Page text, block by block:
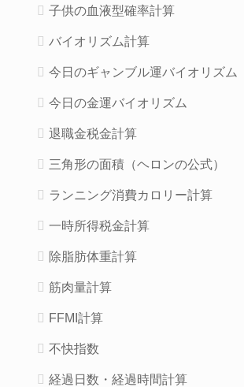
子供の血液型確率計算
バイオリズム計算
今日のギャンブル運バイオリズム
今日の金運バイオリズム
退職金税金計算
三角形の面積（ヘロンの公式）
ランニング消費カロリー計算
一時所得税金計算
除脂肪体重計算
筋肉量計算
FFMI計算
不快指数
経過日数・経過時間計算